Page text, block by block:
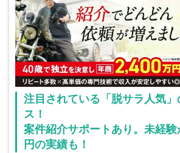
注目されている「脱サラ人気
ス！
案件紹介サポートあり。未経
円の実績も！